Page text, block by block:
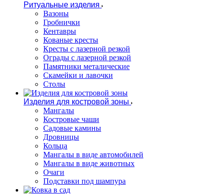
Ритуальные изделия
Вазоны
Гробнички
Кентавры
Кованые кресты
Кресты с лазерной резкой
Ограды с лазерной резкой
Памятники металические
Скамейки и лавочки
Столы
Изделия для костровой зоны
Мангалы
Костровые чаши
Садовые камины
Дровницы
Кольца
Мангалы в виде автомобилей
Мангалы в виде животных
Очаги
Подставки под шампура